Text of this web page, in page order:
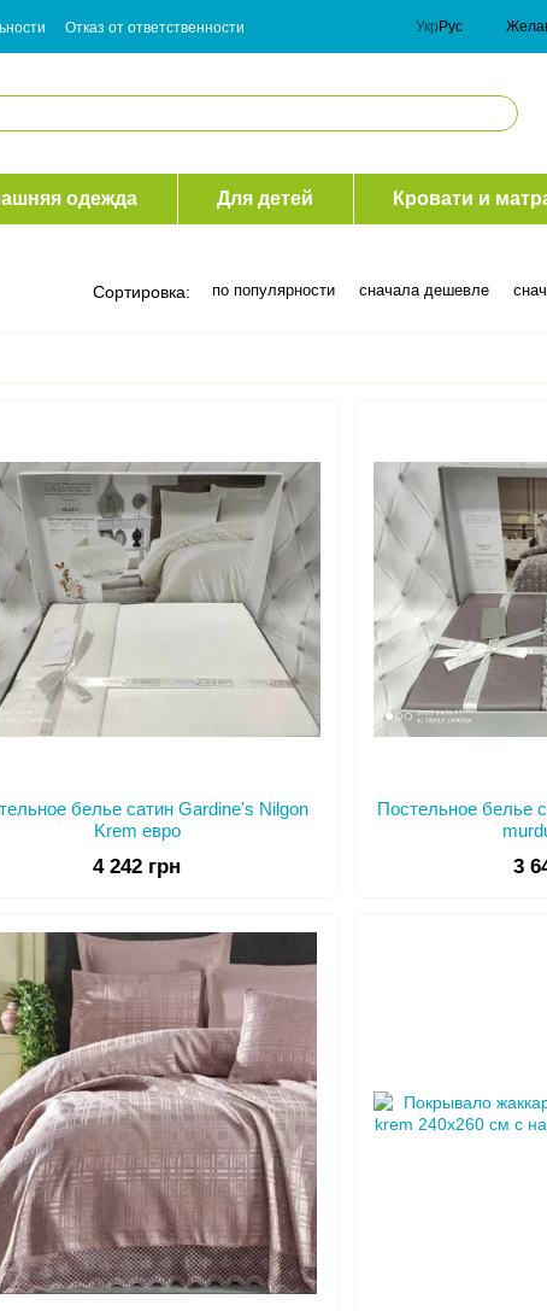
Отказ от ответственности
Укр Рус
одежда Для детей Кровати и
Сортировка: по популярности сначала дешевле
белье cатин Gardine's Nilgon
Krem евро
4 242 грн
Постельное белье
3